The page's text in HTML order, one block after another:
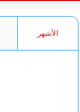
الأشهر